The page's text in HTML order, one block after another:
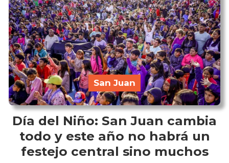
Día del Niño: San Juan cambia
todo y este año no habrá un
festejo central sino muchos
San Juan